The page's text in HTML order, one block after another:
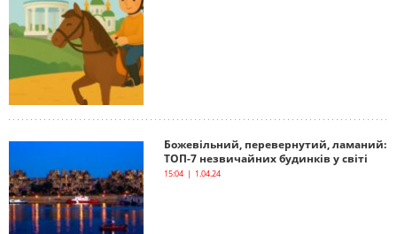
Божевільний, перевернутий, ламаний:
ТОП-7 незвичайних будинків у світі
15:04 | 1.04.24